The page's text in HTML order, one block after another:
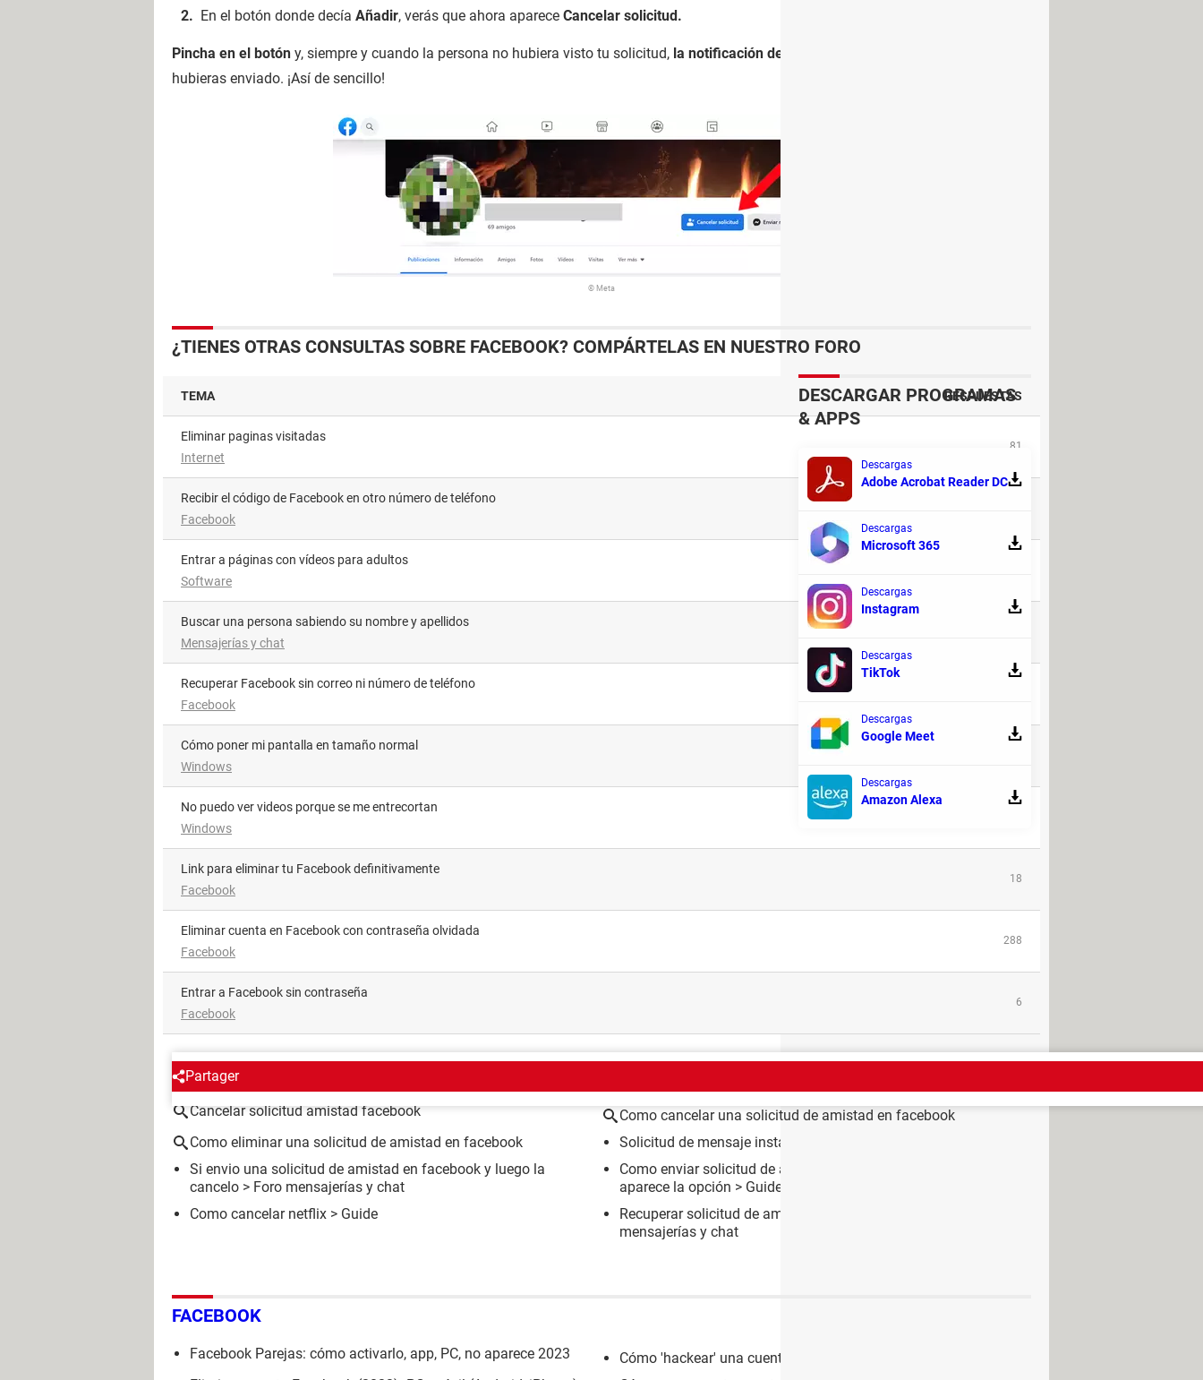
En el botón donde decía Añadir, verás que ahora aparece Cancelar solicitud.
Pincha en el botón y, siempre y cuando la persona no hubiera visto tu solicitud, la notificación desaparecerá
hubieras enviado. ¡Así de sencillo!
© Meta
¿TIENES OTRAS CONSULTAS SOBRE FACEBOOK? COMPÁRTELAS EN NUESTRO FORO
TEMA RESPUESTAS
Eliminar paginas visitadas
Internet
81
Recibir el código de Facebook en otro número de teléfono
Facebook
Entrar a páginas con vídeos para adultos
Software
Buscar una persona sabiendo su nombre y apellidos
Mensajerías y chat
Recuperar Facebook sin correo ni número de teléfono
Facebook
Cómo poner mi pantalla en tamaño normal
Windows
No puedo ver videos porque se me entrecortan
Windows
Link para eliminar tu Facebook definitivamente
Facebook
18
Eliminar cuenta en Facebook con contraseña olvidada
Facebook
288
Entrar a Facebook sin contraseña
Facebook
6
Partager
ALREDEDOR DEL MISMO TEMA
Cancelar solicitud amistad facebook
Como cancelar una solicitud de amistad en facebook
Como eliminar una solicitud de amistad en facebook
Solicitud de mensaje instagram
Si envio una solicitud de amistad en facebook y luego la
cancelo > Foro mensajerías y chat
Como enviar solicitud de amistad en facebook cuando no
aparece la opción > Guide
Como cancelar netflix > Guide Recuperar solicitud de amistad cancelada facebook
mensajerías y chat
FACEBOOK
Facebook Parejas: cómo activarlo, app, PC, no aparece 2023
Cómo 'hackear' una cuenta de Facebook: sin teléfono, correo
DESCARGAR PROGRAMAS
& APPS
Descargas
Adobe Acrobat Reader DC
Descargas
Microsoft 365
Descargas
Instagram
Descargas
TikTok
Descargas
Google Meet
Descargas
Amazon Alexa